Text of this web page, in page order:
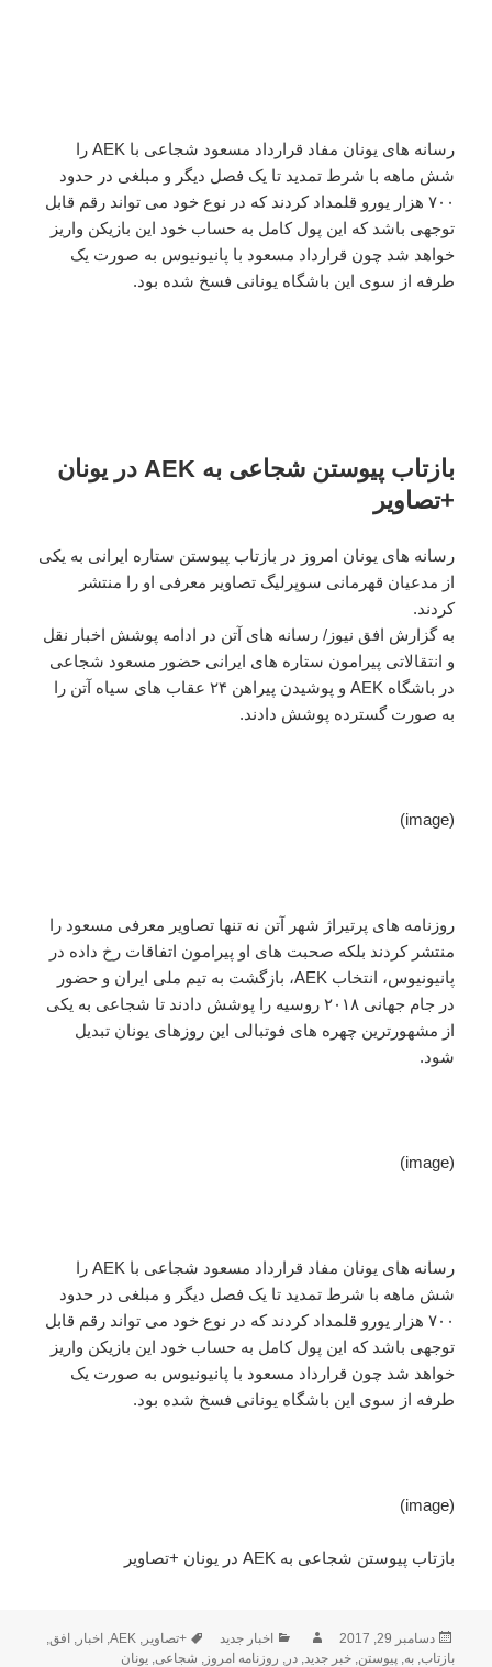
رسانه های یونان مفاد قرارداد مسعود شجاعی با AEK را
شش ماهه با شرط تمدید تا یک فصل دیگر و مبلغی در حدود
۷۰۰ هزار یورو قلمداد کردند که در نوع خود می تواند رقم قابل
توجهی باشد که این پول کامل به حساب خود این بازیکن واریز
خواهد شد چون قرارداد مسعود با پانیونیوس به صورت یک
طرفه از سوی این باشگاه یونانی فسخ شده بود.
بازتاب پیوستن شجاعی به AEK در یونان
+تصاویر
رسانه های یونان امروز در بازتاب پیوستن ستاره ایرانی به یکی
از مدعیان قهرمانی سوپرلیگ تصاویر معرفی او را منتشر
کردند.
به گزارش افق نیوز/ رسانه های آتن در ادامه پوشش اخبار نقل
و انتقالاتی پیرامون ستاره های ایرانی حضور مسعود شجاعی
در باشگاه AEK و پوشیدن پیراهن ۲۴ عقاب های سیاه آتن را
به صورت گسترده پوشش دادند.
(image)
روزنامه های پرتیراژ شهر آتن نه تنها تصاویر معرفی مسعود را
منتشر کردند بلکه صحبت های او پیرامون اتفاقات رخ داده در
پانیونیوس، انتخاب AEK، بازگشت به تیم ملی ایران و حضور
در جام جهانی ۲۰۱۸ روسیه را پوشش دادند تا شجاعی به یکی
از مشهورترین چهره های فوتبالی این روزهای یونان تبدیل
شود.
(image)
رسانه های یونان مفاد قرارداد مسعود شجاعی با AEK را
شش ماهه با شرط تمدید تا یک فصل دیگر و مبلغی در حدود
۷۰۰ هزار یورو قلمداد کردند که در نوع خود می تواند رقم قابل
توجهی باشد که این پول کامل به حساب خود این بازیکن واریز
خواهد شد چون قرارداد مسعود با پانیونیوس به صورت یک
طرفه از سوی این باشگاه یونانی فسخ شده بود.
(image)
بازتاب پیوستن شجاعی به AEK در یونان +تصاویر
ارسال
شده
دسامبر 29, 2017 نویسندهدسته‌ها
اخبار جدید برچسب‌ها
+تصاویر,
AEK
, اخبار, افق,
بازتاب,به,پیوستن,خبر جدید,در, روزنامه امروز, شجاعی,یونان